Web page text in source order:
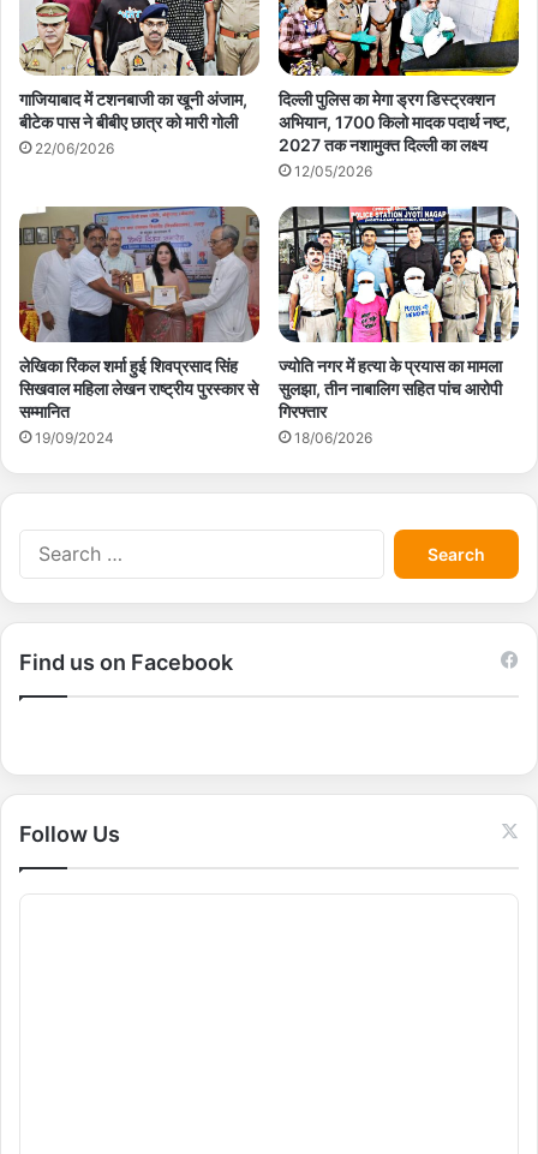
गाजियाबाद में टशनबाजी का खूनी अंजाम,
बीटेक पास ने बीबीए छात्र को मारी गोली
22/06/2026
दिल्ली पुलिस का मेगा ड्रग डिस्ट्रक्शन
अभियान, 1700 किलो मादक पदार्थ नष्ट,
2027 तक नशामुक्त दिल्ली का लक्ष्य
12/05/2026
लेखिका रिंकल शर्मा हुई शिवप्रसाद सिंह
सिखवाल महिला लेखन राष्ट्रीय पुरस्कार से
सम्मानित
19/09/2024
ज्योति नगर में हत्या के प्रयास का मामला
सुलझा, तीन नाबालिग सहित पांच आरोपी
गिरफ्तार
18/06/2026
S
e
a
r
r
:
Find us on Facebook
Follow Us